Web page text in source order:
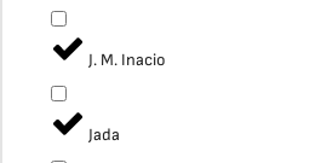
J. M. Inacio
Jada